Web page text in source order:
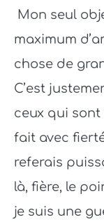
Mon seul
maximum
chose de
C’est
ceux qui sont
fait avec
referais
là, fière, le
je suis une